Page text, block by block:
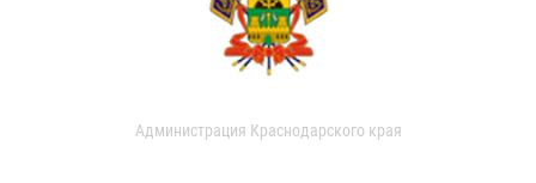
Администрация Краснодарского края